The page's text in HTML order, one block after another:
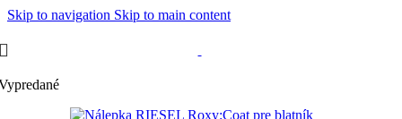
Skip to navigation Skip to main content